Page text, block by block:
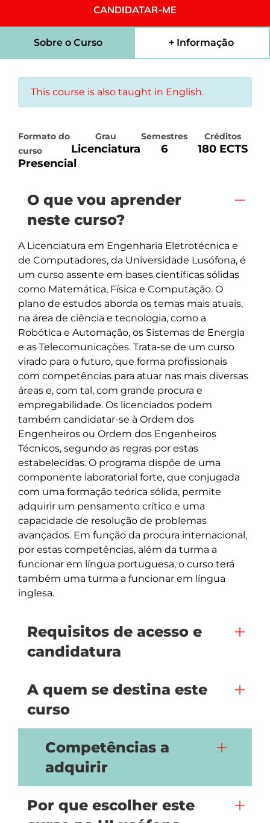
CANDIDATAR-ME
Sobre o Curso + Informação
This course is also taught in English.
Formato do
curso
Presencial
Grau
Licenciatura
Semestres
6
Créditos
180 ECTS
O que vou aprender
neste curso?
A Licenciatura em Engenharia Eletrotécnica e
de Computadores, da Universidade Lusófona, é
um curso assente em bases científicas sólidas
como Matemática, Física e Computação. O
plano de estudos aborda os temas mais atuais,
na área de ciência e tecnologia, como a
Robótica e Automação, os Sistemas de Energia
e as Telecomunicações. Trata-se de um curso
virado para o futuro, que forma profissionais
com competências para atuar nas mais diversas
áreas e, com tal, com grande procura e
empregabilidade. Os licenciados podem
também candidatar-se à Ordem dos
Engenheiros ou Ordem dos Engenheiros
Técnicos, segundo as regras por estas
estabelecidas. O programa dispõe de uma
componente laboratorial forte, que conjugada
com uma formação teórica sólida, permite
adquirir um pensamento crítico e uma
capacidade de resolução de problemas
avançados. Em função da procura internacional,
por estas competências, além da turma a
funcionar em língua portuguesa, o curso terá
também uma turma a funcionar em língua
inglesa.
Requisitos de acesso e
candidatura
A quem se destina este
curso
Competências a
adquirir
Por que escolher este